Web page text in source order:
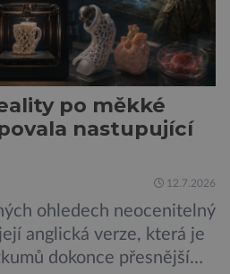
po měkké
nastupující
12.7.2026
ohledech neocenitelný
anglická verze, která je
dokonce přesnější